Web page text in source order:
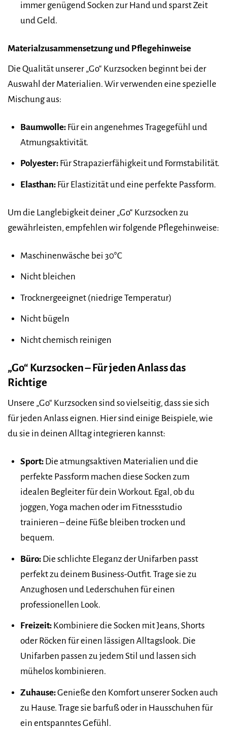
immer genügend Socken zur Hand und sparst Zeit
und Geld.
Materialzusammensetzung und Pflegehinweise
Die Qualität unserer „Go“ Kurzsocken beginnt bei der
Auswahl der Materialien. Wir verwenden eine spezielle
Mischung aus:
Baumwolle:Für ein angenehmes Tragegefühl und
Atmungsaktivität.
Polyester:Für Strapazierfähigkeit und Formstabilität.
Elasthan:Für Elastizität und eine perfekte Passform.
Um die Langlebigkeit deiner „Go“ Kurzsocken zu
gewährleisten, empfehlen wir folgende Pflegehinweise:
Maschinenwäsche bei 30°C
Nicht bleichen
Trocknergeeignet (niedrige Temperatur)
Nicht bügeln
Nicht chemisch reinigen
„Go“ Kurzsocken – Für jeden Anlass das
Richtige
Unsere „Go“ Kurzsocken sind so vielseitig, dass sie sich
für jeden Anlass eignen. Hier sind einige Beispiele, wie
du sie in deinen Alltag integrieren kannst:
Sport:Die atmungsaktiven Materialien und die
perfekte Passform machen diese Socken zum
idealen Begleiter für dein Workout. Egal, ob du
joggen, Yoga machen oder im Fitnessstudio
trainieren – deine Füße bleiben trocken und
bequem.
Büro:Die schlichte Eleganz der Unifarben passt
perfekt zu deinem Business-Outfit. Trage sie zu
Anzughosen und Lederschuhen für einen
professionellen Look.
Freizeit:Kombiniere die Socken mit Jeans, Shorts
oder Röcken für einen lässigen Alltagslook. Die
Unifarben passen zu jedem Stil und lassen sich
mühelos kombinieren.
Zuhause:Genieße den Komfort unserer Socken auch
zu Hause. Trage sie barfuß oder in Hausschuhen für
ein entspanntes Gefühl.